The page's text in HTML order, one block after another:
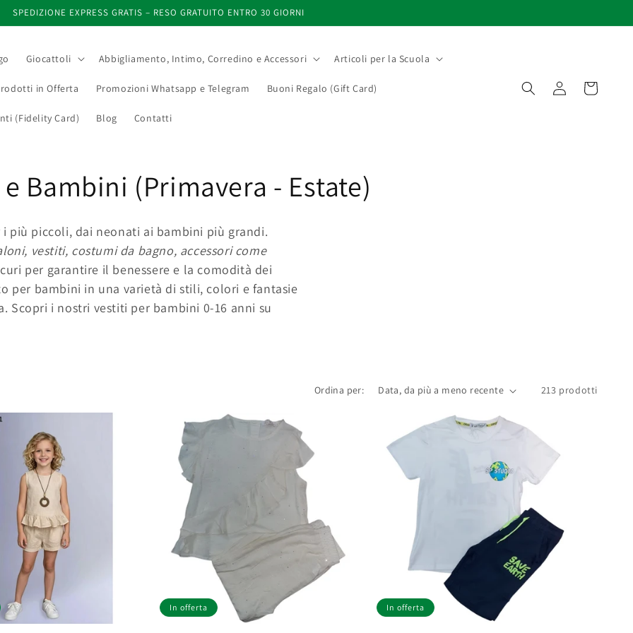
SPEDIZIONE EXPRESS GRATIS – RESO GRATUITO ENTRO 30 GIORNI
Giocattoli Abbigliamento, Intimo, Corredino e Accessori Articoli per la Scuola
in Offerta Promozioni Whatsapp e Telegram Buoni Regalo (Gift Card)
(Fidelity Card) Blog Contatti
Accedi Carrello
Bambini (Primavera - Estate)
più piccoli, dai neonati ai bambini più grandi.
vestiti, costumi da bagno, accessori come
per garantire il benessere e la comodità dei
per bambini in una varietà di stili, colori e fantasie
Scopri i nostri vestiti per bambini 0-16 anni su
Ordina per: 213 prodotti
In offerta In offerta